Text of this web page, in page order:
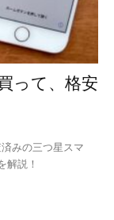
って、格安
みの三つ星スマ
解説！